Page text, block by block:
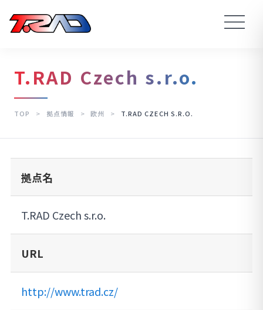
T.RAD Czech s.r.o.
TOP > 拠点情報 > 欧州 > T.RAD CZECH S.R.O.
拠点名
T.RAD Czech s.r.o.
URL
http://www.trad.cz/